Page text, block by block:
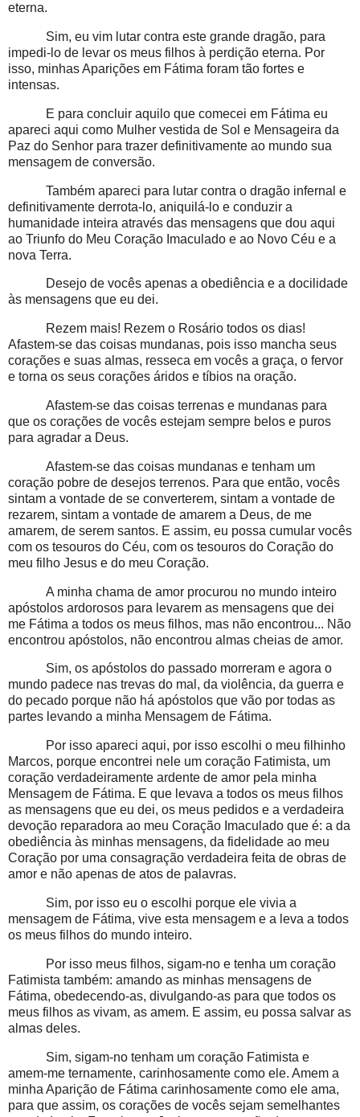
eterna.
Sim, eu vim lutar contra este grande dragão, para
impedi-lo de levar os meus filhos à perdição eterna. Por
isso, minhas Aparições em Fátima foram tão fortes e
intensas.
E para concluir aquilo que comecei em Fátima eu
apareci aqui como Mulher vestida de Sol e Mensageira da
Paz do Senhor para trazer definitivamente ao mundo sua
mensagem de conversão.
Também apareci para lutar contra o dragão infernal e
definitivamente derrota-lo, aniquilá-lo e conduzir a
humanidade inteira através das mensagens que dou aqui
ao Triunfo do Meu Coração Imaculado e ao Novo Céu e a
nova Terra.
Desejo de vocês apenas a obediência e a docilidade
às mensagens que eu dei.
Rezem mais! Rezem o Rosário todos os dias!
Afastem-se das coisas mundanas, pois isso mancha seus
corações e suas almas, resseca em vocês a graça, o fervor
e torna os seus corações áridos e tíbios na oração.
Afastem-se das coisas terrenas e mundanas para
que os corações de vocês estejam sempre belos e puros
para agradar a Deus.
Afastem-se das coisas mundanas e tenham um
coração pobre de desejos terrenos. Para que então, vocês
sintam a vontade de se converterem, sintam a vontade de
rezarem, sintam a vontade de amarem a Deus, de me
amarem, de serem santos. E assim, eu possa cumular vocês
com os tesouros do Céu, com os tesouros do Coração do
meu filho Jesus e do meu Coração.
A minha chama de amor procurou no mundo inteiro
apóstolos ardorosos para levarem as mensagens que dei
me Fátima a todos os meus filhos, mas não encontrou... Não
encontrou apóstolos, não encontrou almas cheias de amor.
Sim, os apóstolos do passado morreram e agora o
mundo padece nas trevas do mal, da violência, da guerra e
do pecado porque não há apóstolos que vão por todas as
partes levando a minha Mensagem de Fátima.
Por isso apareci aqui, por isso escolhi o meu filhinho
Marcos, porque encontrei nele um coração Fatimista, um
coração verdadeiramente ardente de amor pela minha
Mensagem de Fátima. E que levava a todos os meus filhos
as mensagens que eu dei, os meus pedidos e a verdadeira
devoção reparadora ao meu Coração Imaculado que é: a da
obediência às minhas mensagens, da fidelidade ao meu
Coração por uma consagração verdadeira feita de obras de
amor e não apenas de atos de palavras.
Sim, por isso eu o escolhi porque ele vivia a
mensagem de Fátima, vive esta mensagem e a leva a todos
os meus filhos do mundo inteiro.
Por isso meus filhos, sigam-no e tenha um coração
Fatimista também: amando as minhas mensagens de
Fátima, obedecendo-as, divulgando-as para que todos os
meus filhos as vivam, as amem. E assim, eu possa salvar as
almas deles.
Sim, sigam-no tenham um coração Fatimista e
amem-me ternamente, carinhosamente como ele. Amem a
minha Aparição de Fátima carinhosamente como ele ama,
para que assim, os corações de vocês sejam semelhantes